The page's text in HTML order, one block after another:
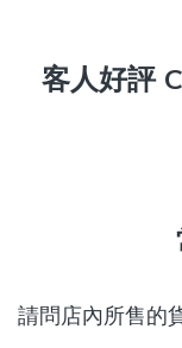
客人好評
請問店內所售的